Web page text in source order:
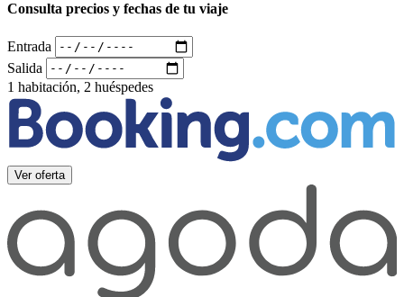
Consulta precios y fechas de tu viaje
Entrada
Salida
1 habitación, 2 huéspedes
Ver oferta